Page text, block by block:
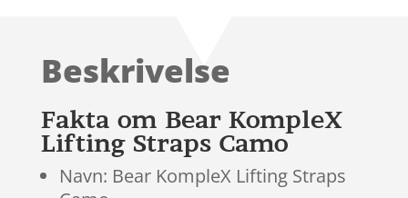
på
mmelser
Beskrivelse
Fakta om Bear KompleX
Lifting Straps Camo
Navn: Bear KompleX Lifting Straps